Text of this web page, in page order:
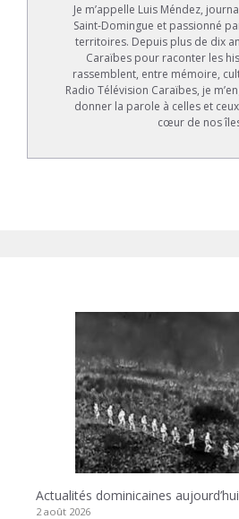
Je m’appelle Luis Méndez,
Saint-Domingue et passionné
territoires. Depuis plus de dix
Caraïbes pour raconter les
rassemblent, entre mémoire,
Radio Télévision Caraïbes, je
donner la parole à celles et
cœur de nos
Actualités dominicaines aujourd’hui
2 août 2026